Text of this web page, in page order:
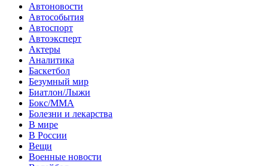
Автоновости
Автособытия
Автоспорт
Автоэксперт
Актеры
Аналитика
Баскетбол
Безумный мир
Биатлон/Лыжи
Бокс/MMA
Болезни и лекарства
В мире
В России
Вещи
Военные новости